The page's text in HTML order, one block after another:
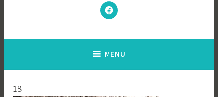
–
N’hésitez
pas
à
;-)
MENU
18